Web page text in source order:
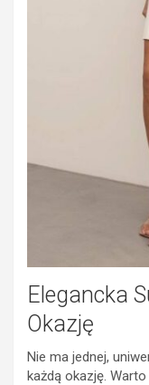
Elegancka
Okazję
Nie ma jednej,
każdą okazję.